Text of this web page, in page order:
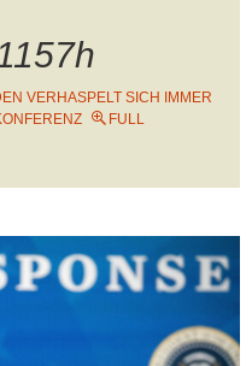
VERHASPELT SICH IMMER
FULL